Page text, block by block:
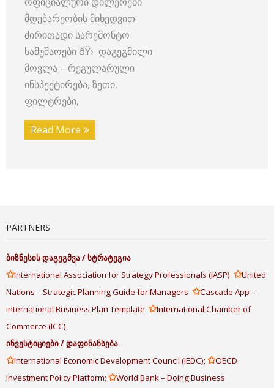
მდებარეობის მიხედვით
ძირითადი სარემონტო
სამუშაოები ðŸ› ️ დაგეგმილი
მოვლა – რეგულარული
ინსპექტირება, ზეთი,
ფილტრები,
Read More
PARTNERS
ბიზნესისდაგეგმვა/სტრატეგია
✩International Association for Strategy Professionals (IASP) ✩United
Nations – Strategic Planning Guide for Managers ✩Cascade App –
International Business Plan Template ✩International Chamber of
Commerce (ICC)
ინვესტიციები/დაფინანსება
✩International Economic Development Council (IEDC); ✩OECD
Investment Policy Platform; ✩World Bank – Doing Business